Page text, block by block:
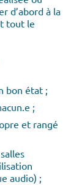
d’abord à la
tout le
bon état ;
;
et rangé
audio) ;